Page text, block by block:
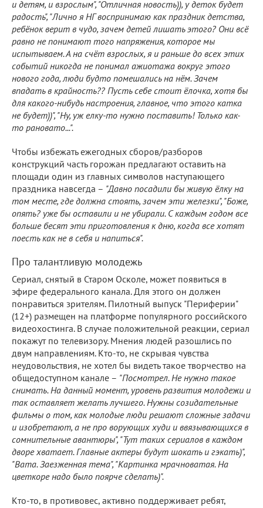
и детям, и взрослым", "Отличная новость)), у деток будет
радость", "Лично я НГ воспринимаю как праздник детства,
ребёнок верит в чудо, зачем детей лишать этого? Они всё
равно не понимают того напряжения, которое мы
испытываем. А на счёт взрослых, я и раньше до всех этих
событий никогда не понимал ажиотажа вокруг этого
нового года, люди будто помешались на нём. Зачем
впадать в крайность?? Пусть себе стоит ёлочка, хотя бы
для какого-нибудь настроения, главное, что этого катка
не будет))", "Ну, уж елку-то нужно поставить! Только как-
то рановато...".
Чтобы избежать ежегодных сборов/разборов
конструкций часть горожан предлагают оставить на
площади один из главных символов наступающего
праздника навсегда – "Давно посадили бы живую ёлку на
том месте, где должна стоять, зачем эти железки", "Боже,
опять? уже бы оставили и не убирали. С каждым годом все
больше бесят эти приготовления к дню, когда все хотят
поесть как не в себя и напиться".
Про талантливую молодежь
Сериал, снятый в Старом Осколе, может появиться в
эфире федерального канала. Для этого он должен
понравиться зрителям. Пилотный выпуск "Периферии"
(12+) размещен на платформе популярного российского
видеохостинга. В случае положительной реакции, сериал
покажут по телевизору. Мнения людей разошлись по
двум направлениям. Кто-то, не скрывая чувства
неудовольствия, не хотел бы видеть такое творчество на
общедоступном канале – "Посмотрел. Не нужно такое
снимать. На данный момент, уровень развития молодежи и
так оставляет желать лучшего. Нужны созидательные
фильмы о том, как молодые люди решают сложные задачи
и изобретают, а не про ворующих худи и ввязывающихся в
сомнительные авантюры", "Тут таких сериалов в каждом
дворе хватает. Главные актеры будут шокать и гэкать)",
"Вата. Заезженная тема", "Картинка мрачноватая. На
цветкоре надо было поярче сделать)".
Кто-то, в противовес, активно поддерживает ребят,